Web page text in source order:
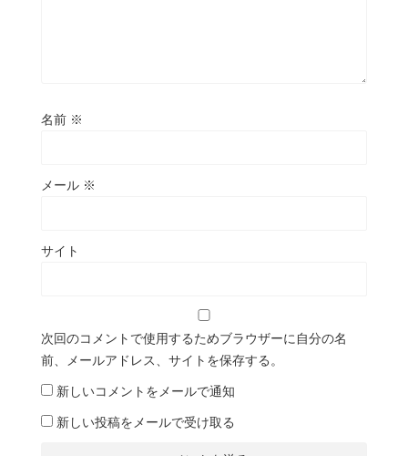
名前 ※
メール ※
サイト
次回のコメントで使用するためブラウザーに自分の名
前、メールアドレス、サイトを保存する。
新しいコメントをメールで通知
新しい投稿をメールで受け取る